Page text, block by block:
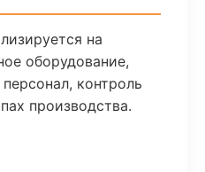
на
оборудование,
контроль
производства.